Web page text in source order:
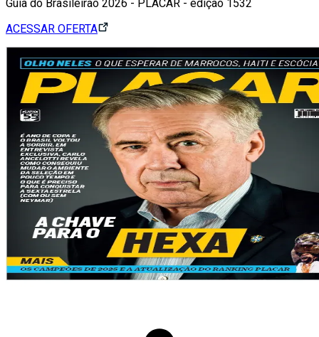
Guia do Brasileirão 2026 - PLACAR - edição 1532
ACESSAR OFERTA